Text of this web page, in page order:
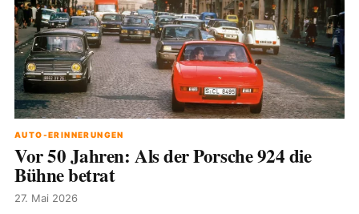
AUTO-ERINNERUNGEN
Vor 50 Jahren: Als der Porsche 924 die
Bühne betrat
27. Mai 2026